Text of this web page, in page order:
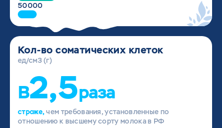
50000
Кол-во соматических клеток
ед/см3 (г)
В2,5раза
строже, чем требования, установленные по
отношению к высшему сорту молока в РФ